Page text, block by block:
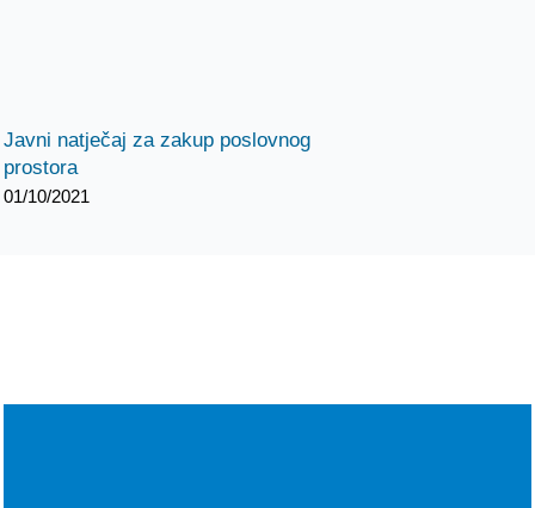
Javni natječaj za zakup poslovnog
prostora
01/10/2021